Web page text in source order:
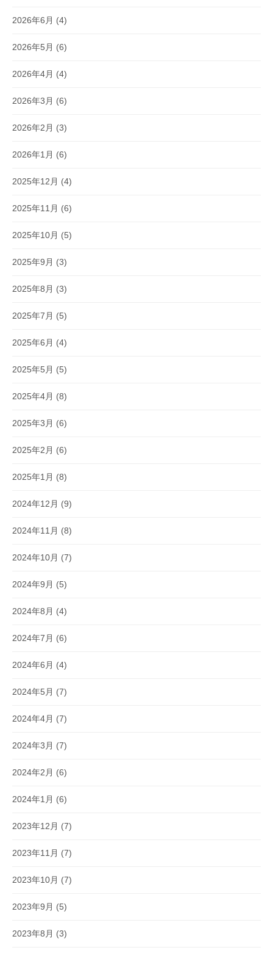
2026年6月 (4)
2026年5月 (6)
2026年4月 (4)
2026年3月 (6)
2026年2月 (3)
2026年1月 (6)
2025年12月 (4)
2025年11月 (6)
2025年10月 (5)
2025年9月 (3)
2025年8月 (3)
2025年7月 (5)
2025年6月 (4)
2025年5月 (5)
2025年4月 (8)
2025年3月 (6)
2025年2月 (6)
2025年1月 (8)
2024年12月 (9)
2024年11月 (8)
2024年10月 (7)
2024年9月 (5)
2024年8月 (4)
2024年7月 (6)
2024年6月 (4)
2024年5月 (7)
2024年4月 (7)
2024年3月 (7)
2024年2月 (6)
2024年1月 (6)
2023年12月 (7)
2023年11月 (7)
2023年10月 (7)
2023年9月 (5)
2023年8月 (3)